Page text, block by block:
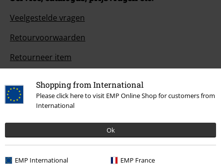
Shopping from International
Please click here to visit EMP Online Shop for customers from
International
Ok
EMP International EMP France
Veelgestelde vragen
Retourvoorwaarden
Retourneer item
Annuleer mijn BSC-lidmaatschap
Overige acties